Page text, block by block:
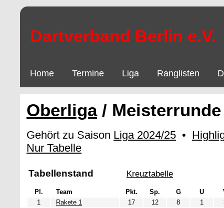
Dartverband Berlin e.V.
Home Termine Liga Ranglisten
Oberliga/ Meisterrunde
Gehört zu Saison Liga 2024/25 •
Nur Tabelle
Tabellenstand Kreuztabelle
Pl. Team Pkt. Sp. G U
1
Rakete 1 17 12 8 1